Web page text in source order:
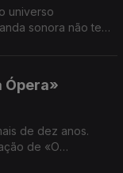
universo
sonora não tem
Ópera»
de dez anos.
de «O